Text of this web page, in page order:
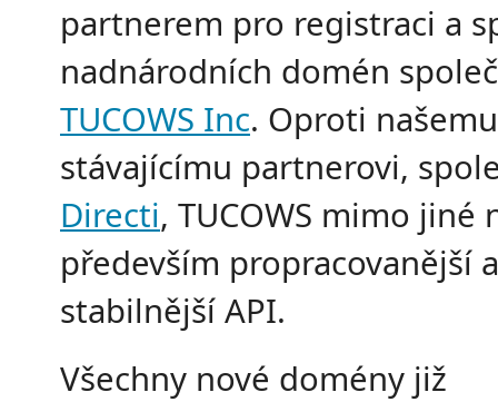
partnerem pro registraci a
nadnárodních domén
TUCOWS Inc. Oproti našemu
stávajícímu partnerovi,
Directi, TUCOWS mimo jiné
především propracovanější a
stabilnější API.
Všechny nové domény již